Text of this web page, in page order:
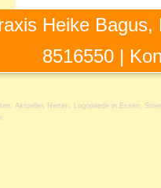
Heike
8516550 |
Aktuelles Herten Logopaede in Essen